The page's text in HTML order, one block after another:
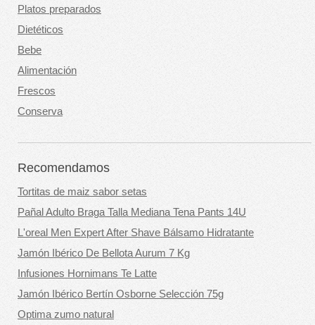
Platos preparados
Dietéticos
Bebe
Alimentación
Frescos
Conserva
Recomendamos
Tortitas de maiz sabor setas
Pañal Adulto Braga Talla Mediana Tena Pants 14U
L'oreal Men Expert After Shave Bálsamo Hidratante
Jamón Ibérico De Bellota Aurum 7 Kg
Infusiones Hornimans Te Latte
Jamón Ibérico Bertín Osborne Selección 75g
Optima zumo natural